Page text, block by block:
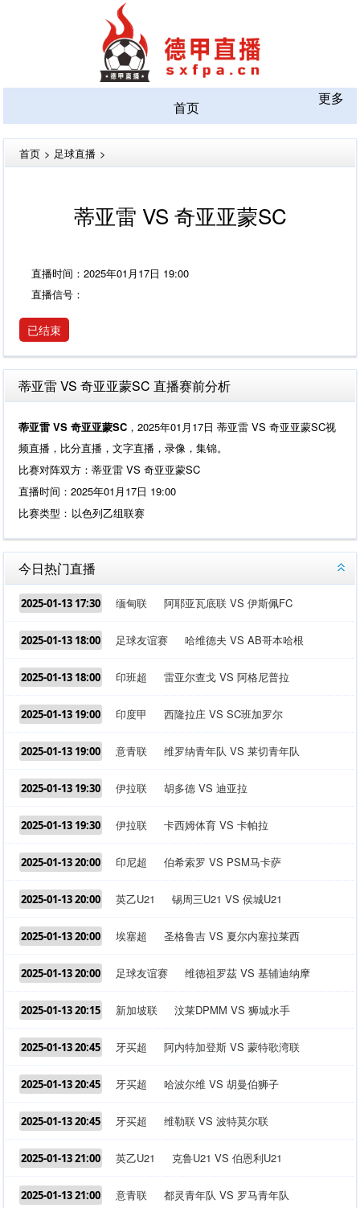
首页
更多
首页 > 足球直播 >
蒂亚雷 VS 奇亚亚蒙SC
直播时间：2025年01月17日 19:00
直播信号：
已结束
蒂亚雷 VS 奇亚亚蒙SC 直播赛前分析
蒂亚雷 VS 奇亚亚蒙SC ，2025年01月17日 蒂亚雷 VS 奇亚亚蒙SC视
频直播，比分直播，文字直播，录像，集锦。
比赛对阵双方：蒂亚雷 VS 奇亚亚蒙SC
直播时间：2025年01月17日 19:00
比赛类型： 以色列乙组联赛
今日热门直播
2025-01-13 17:30 缅甸联 阿耶亚瓦底联 VS 伊斯佩FC
2025-01-13 18:00 足球友谊赛 哈维德夫 VS AB哥本哈根
2025-01-13 18:00 印班超 雷亚尔查戈 VS 阿格尼普拉
2025-01-13 19:00 印度甲 西隆拉庄 VS SC班加罗尔
2025-01-13 19:00 意青联 维罗纳青年队 VS 莱切青年队
2025-01-13 19:30 伊拉联 胡多德 VS 迪亚拉
2025-01-13 19:30 伊拉联 卡西姆体育 VS 卡帕拉
2025-01-13 20:00 印尼超 伯希索罗 VS PSM马卡萨
2025-01-13 20:00 英乙U21 锡周三U21 VS 侯城U21
2025-01-13 20:00 埃塞超 圣格鲁吉 VS 夏尔内塞拉莱西
2025-01-13 20:00 足球友谊赛 维德祖罗茲 VS 基辅迪纳摩
2025-01-13 20:15 新加坡联 汶莱DPMM VS 狮城水手
2025-01-13 20:45 牙买超 阿内特加登斯 VS 蒙特歌湾联
2025-01-13 20:45 牙买超 哈波尔维 VS 胡曼伯狮子
2025-01-13 20:45 牙买超 维勒联 VS 波特莫尔联
2025-01-13 21:00 英乙U21 克鲁U21 VS 伯恩利U21
2025-01-13 21:00 意青联 都灵青年队 VS 罗马青年队